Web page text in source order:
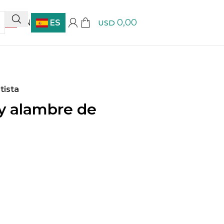
EN ES USD 0,00
alambre de